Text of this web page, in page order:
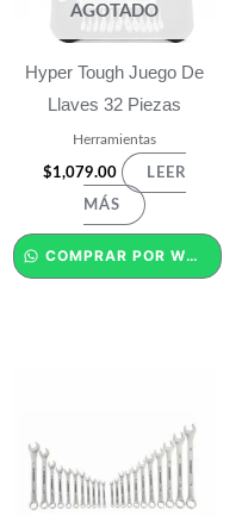
AGOTADO
Hyper Tough Juego De
Llaves 32 Piezas
Herramientas
$1,079.00 LEER
MÁS
COMPRAR POR WHATSAPP